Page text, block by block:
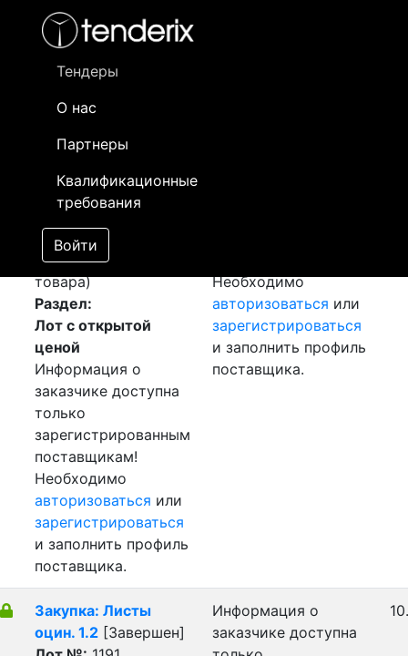
Тендеры
О нас
Партнеры
Квалификационные
требования
Войти
- активный лот
- сохраненный лот (не опубликован)
Закупка: Листы
[Завершен]
Победитель выбран
Лот №:1192
АУКЦИОН (покупка
товара)
Раздел:
Лот с открытой
ценой
Информация о
заказчике доступна
только
зарегистрированным
поставщикам!
Необходимо
авторизоваться или
зарегистрироваться
и заполнить профиль
поставщика.
Необходимо
авторизоваться или
зарегистрироваться
и заполнить профиль
поставщика.
Закупка: Листы
оцин. 1.2 [Завершен]
Информация о
заказчике доступна